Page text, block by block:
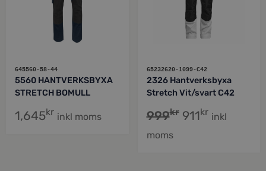
645560-58-44
5560 HANTVERKSBYXA
STRETCH BOMULL
1,645kr inkl moms
65232620-1099-C42
2326 Hantverksbyxa
Stretch Vit/svart C42
999kr 911kr inkl
moms